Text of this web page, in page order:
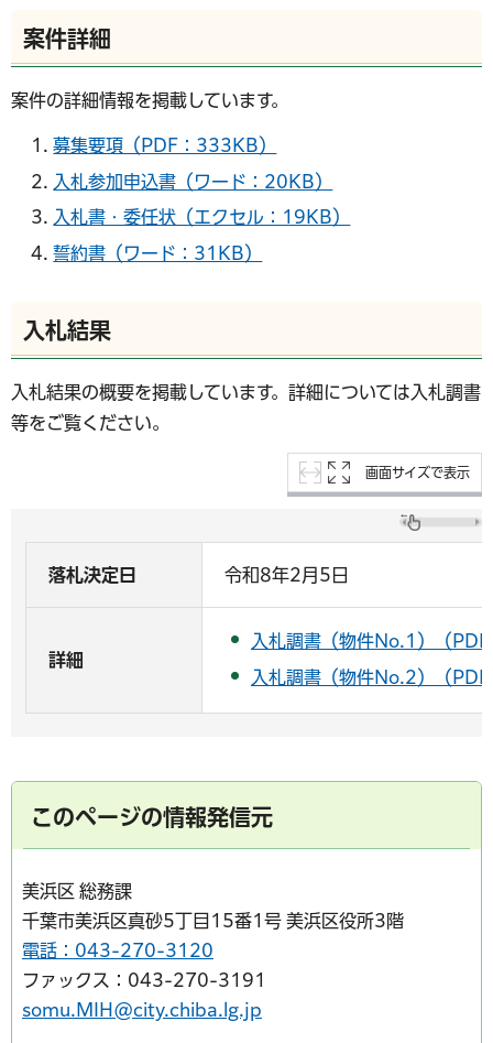
案件詳細
案件の詳細情報を掲載しています。
募集要項（PDF：333KB）
入札参加申込書（ワード：20KB）
入札書・委任状（エクセル：19KB）
誓約書（ワード：31KB）
入札結果
入札結果の概要を掲載しています。詳細については入札調書
等をご覧ください。
画面サイズで表示
落札決定日 令和8年2月5日
詳細
入札調書（物件No.1）（
入札調書（物件No.2）（
このページの情報発信元
美浜区 総務課
千葉市美浜区真砂5丁目15番1号 美浜区役所3階
電話：043-270-3120
ファックス：043-270-3191
somu.MIH@city.chiba.lg.jp